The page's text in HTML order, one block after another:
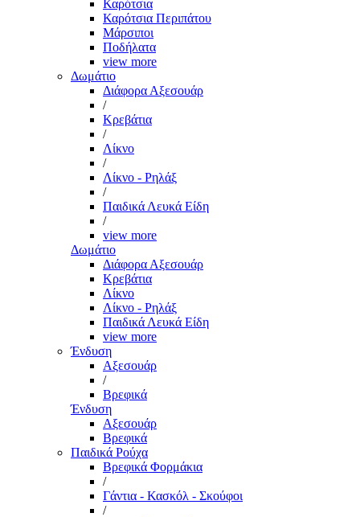
Καρότσια
Καρότσια Περιπάτου
Μάρσιποι
Ποδήλατα
view more
Δωμάτιο
Διάφορα Αξεσουάρ
/
Κρεβάτια
/
Λίκνο
/
Λίκνο - Ρηλάξ
/
Παιδικά Λευκά Είδη
/
view more
Δωμάτιο
Διάφορα Αξεσουάρ
Κρεβάτια
Λίκνο
Λίκνο - Ρηλάξ
Παιδικά Λευκά Είδη
view more
Ένδυση
Αξεσουάρ
/
Βρεφικά
Ένδυση
Αξεσουάρ
Βρεφικά
Παιδικά Ρούχα
Βρεφικά Φορμάκια
/
Γάντια - Κασκόλ - Σκούφοι
/